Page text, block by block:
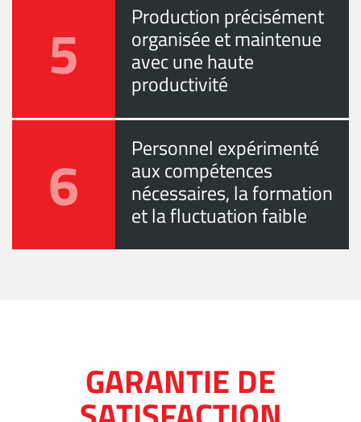
5 Production précisément
organisée et maintenue
avec une haute
productivité
6 Personnel expérimenté
aux compétences
nécessaires, la formation
et la fluctuation faible
GARANTIE DE